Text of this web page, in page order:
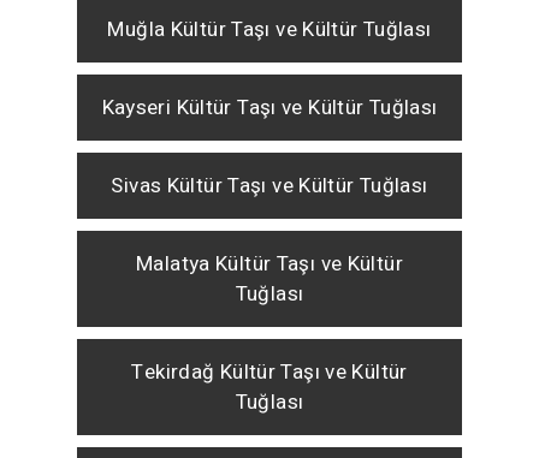
Muğla Kültür Taşı ve Kültür Tuğlası
Kayseri Kültür Taşı ve Kültür Tuğlası
Sivas Kültür Taşı ve Kültür Tuğlası
Malatya Kültür Taşı ve Kültür
Tuğlası
Tekirdağ Kültür Taşı ve Kültür
Tuğlası